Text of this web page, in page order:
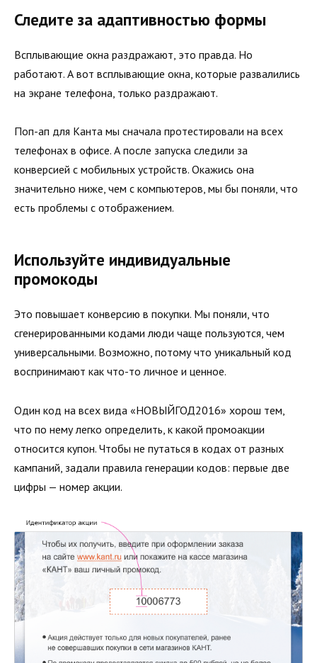
Следите за адаптивностью формы
Всплывающие окна раздражают, это правда. Но
работают. А вот всплывающие окна, которые развалились
на экране телефона, только раздражают.
Поп-ап для Канта мы сначала протестировали на всех
телефонах в офисе. А после запуска следили за
конверсией с мобильных устройств. Окажись она
значительно ниже, чем с компьютеров, мы бы поняли, что
есть проблемы с отображением.
Используйте индивидуальные
промокоды
Это повышает конверсию в покупки. Мы поняли, что
сгенерированными кодами люди чаще пользуются, чем
универсальными. Возможно, потому что уникальный код
воспринимают как что-то личное и ценное.
Один код на всех вида «НОВЫЙГОД2016» хорош тем,
что по нему легко определить, к какой промоакции
относится купон. Чтобы не путаться в кодах от разных
кампаний, задали правила генерации кодов: первые две
цифры — номер акции.